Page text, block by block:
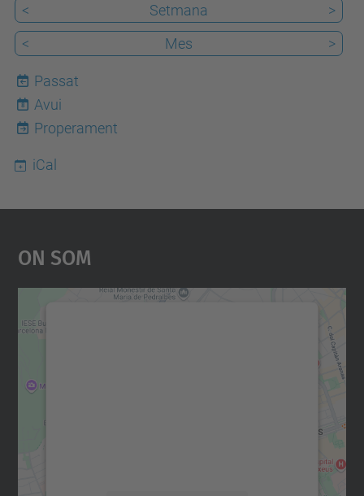
<
Setmana
>
<
Mes >
Passat
8
Avui
Properament
iCal
On Som